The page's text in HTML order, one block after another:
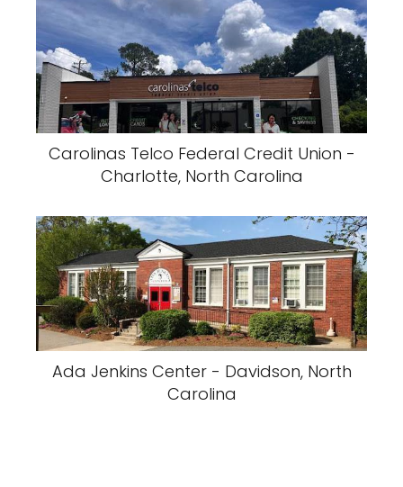
Carolinas Telco Federal Credit Union -
Charlotte, North Carolina
Ada Jenkins Center - Davidson, North
Carolina